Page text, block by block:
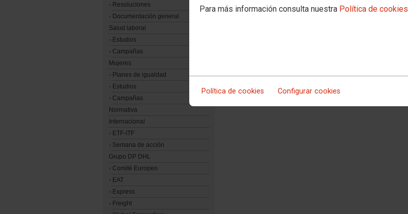
Para más información consulta nuestra Política de cookies
Política de cookies Configurar cookies
Resoluciones
Documentación general
Salud laboral
Estudios
Campañas
Mujeres
Planes de igualdad
Estudios
Campañas
Normativa
Internacional
ETF-ITF
Semana de acción
Grupo DP DHL
Comité Europeo
EAT
Express
Freight